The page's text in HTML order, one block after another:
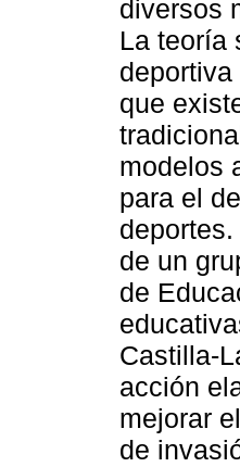
diversos
La teoría
que
modelos
para el
de un
de
Castilla-
acción
mejorar
de